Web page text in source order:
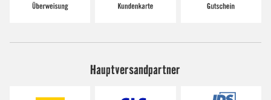
Hauptversandpartner